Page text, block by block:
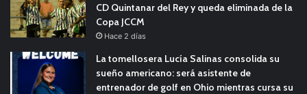
CD Quintanar del Rey y queda eliminada de la
Copa JCCM
Hace 2 días
La tomellosera Lucía Salinas consolida su
sueño americano: será asistente de
entrenador de golf en Ohio mientras cursa su